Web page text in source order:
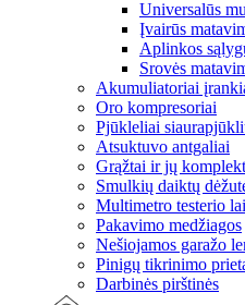
Universalūs
Įvairūs
Aplinkos
Srovės
Akumuliatoriai
Oro kompresoriai
Pjūkleliai
Atsuktuvo antgaliai
Grąžtai ir jų
Smulkių daiktų
Multimetro testerio
Pakavimo medžiagos
Nešiojamos garažo
Pinigų tikrinimo
Darbinės pirštinės